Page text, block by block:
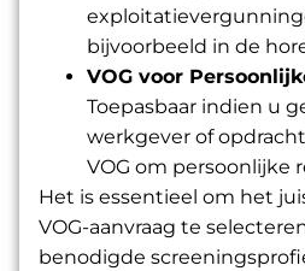
bijvoorbeeld in de
VOG voor
Toepasbaar indien u
werkgever of
VOG om persoonlijke
Het is essentieel om het
VOG-aanvraag te
benodigde